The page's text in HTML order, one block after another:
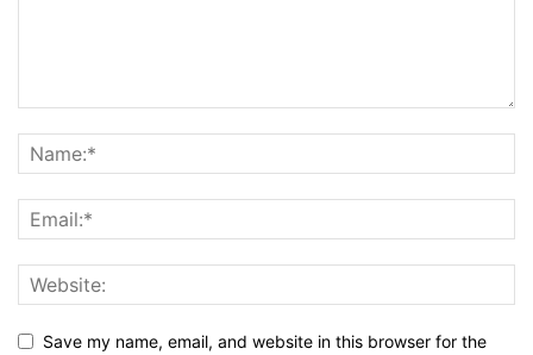
Save my name, email, and website in this browser for the